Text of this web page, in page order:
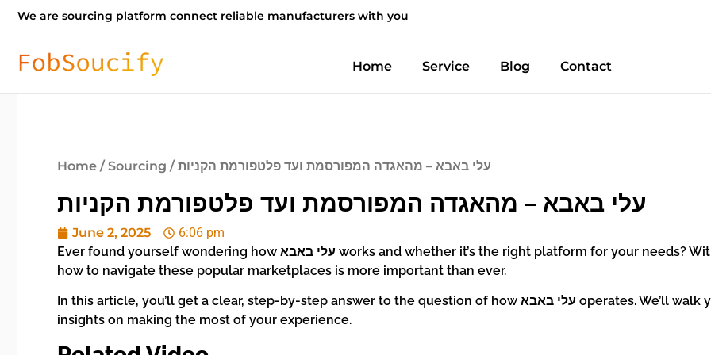
We are sourcing platform connect reliable manufacturers with you
Home Service Blog Contact
Home /Sourcing / עלי באבא – מהאגדה המפורסמת ועד פלטפורמת הקניות
עלי באבא – מהאגדה המפורסמת ועד פלטפורמת הקניות
June 2, 2025
6:06 pm
Ever found yourself wondering how עלי באבא works and whether it’s the right platform for your needs? With online shopping growing every day, understanding
how to navigate these popular marketplaces is more important than ever.
In this article, you’ll get a clear, step-by-step answer to the question of how עלי באבא operates. We’ll walk you through the basics, offer practical tips, and share
insights on making the most of your experience.